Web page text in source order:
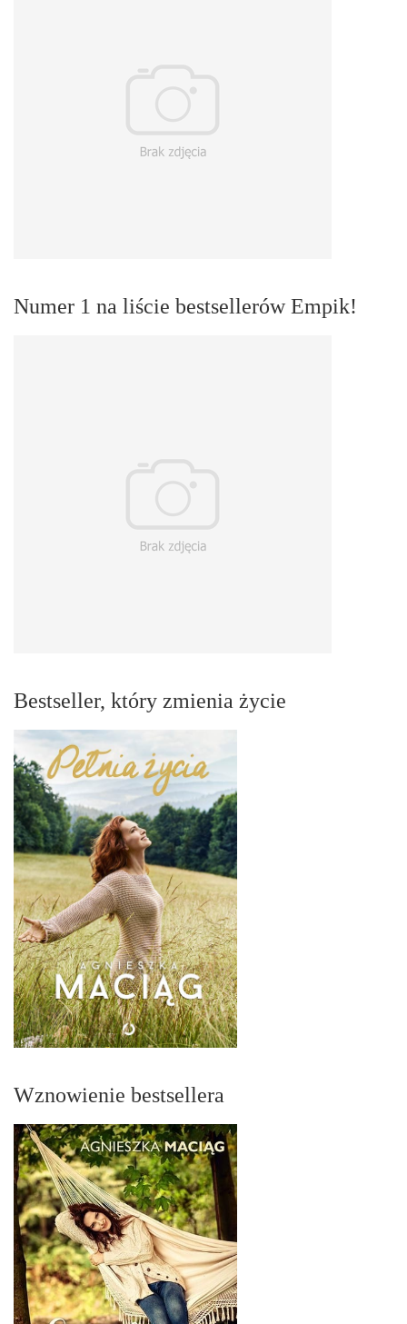
Numer 1 na liście bestsellerów Empik!
Bestseller, który zmienia życie
Wznowienie bestsellera